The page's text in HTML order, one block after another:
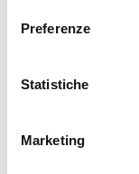
Preferenze
Statistiche
Marketing